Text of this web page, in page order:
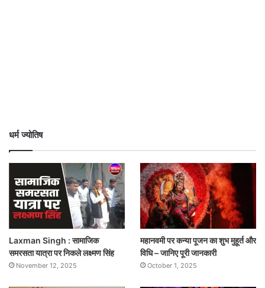
धर्म ज्योतिष
Laxman Singh : सामाजिक
समरसता यात्रा पर निकले लक्ष्मण सिंह
November 12, 2025
महानवमी पर कन्या पूजन का शुभ मुहूर्त और
विधि – जानिए पूरी जानकारी
October 1, 2025